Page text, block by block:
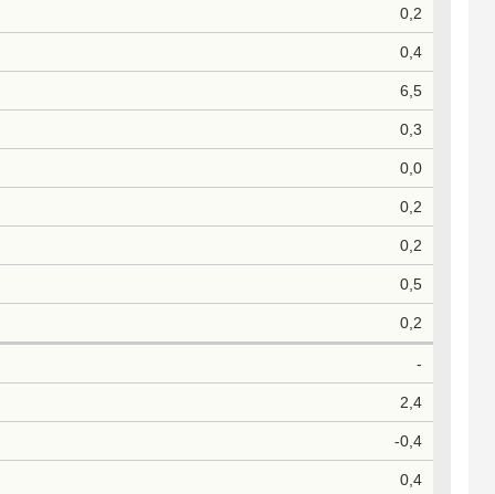
0,2
0,4
6,5
0,3
0,0
0,2
0,2
0,5
0,2
-
2,4
-0,4
0,4